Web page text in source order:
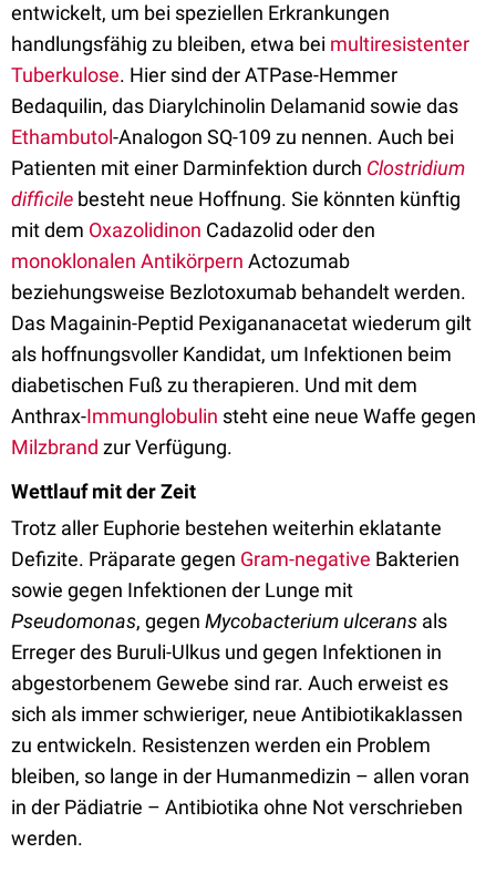
entwickelt, um bei speziellen Erkrankungen
handlungsfähig zu bleiben, etwa bei multiresistenter
Tuberkulose. Hier sind der ATPase-Hemmer
Bedaquilin, das Diarylchinolin Delamanid sowie das
Ethambutol-Analogon SQ-109 zu nennen. Auch bei
Patienten mit einer Darminfektion durch Clostridium
difficile besteht neue Hoffnung. Sie könnten künftig
mit dem Oxazolidinon Cadazolid oder den
monoklonalen Antikörpern Actozumab
beziehungsweise Bezlotoxumab behandelt werden.
Das Magainin-Peptid Pexigananacetat wiederum gilt
als hoffnungsvoller Kandidat, um Infektionen beim
diabetischen Fuß zu therapieren. Und mit dem
Anthrax-Immunglobulin steht eine neue Waffe gegen
Milzbrand zur Verfügung.
Wettlauf mit der Zeit
Trotz aller Euphorie bestehen weiterhin eklatante
Defizite. Präparate gegen Gram-negative Bakterien
sowie gegen Infektionen der Lunge mit
Pseudomonas, gegen Mycobacterium ulcerans als
Erreger des Buruli-Ulkus und gegen Infektionen in
abgestorbenem Gewebe sind rar. Auch erweist es
sich als immer schwieriger, neue Antibiotikaklassen
zu entwickeln. Resistenzen werden ein Problem
bleiben, so lange in der Humanmedizin – allen voran
in der Pädiatrie – Antibiotika ohne Not verschrieben
werden.